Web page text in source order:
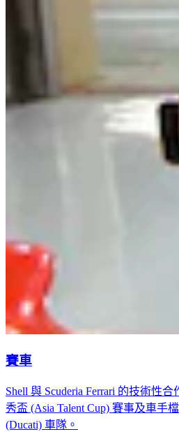
賽車
Shell 與 Scuderia Ferrari 的技術性
秀盃 (Asia Talent Cup) 賽事及車手
(Ducati) 車隊。